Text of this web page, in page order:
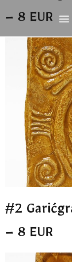
– 8 EUR
#2
– 8 EUR